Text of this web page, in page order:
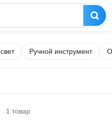
Ручной инструмент
1 товар